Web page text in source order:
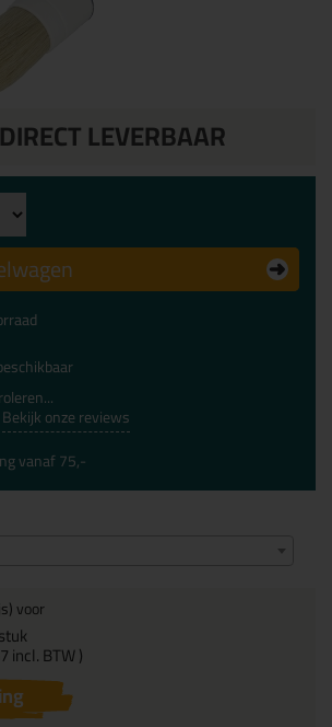
DIRECT LEVERBAAR
voor
incl. BTW )
Bekijk onze reviews
vanaf 75,-